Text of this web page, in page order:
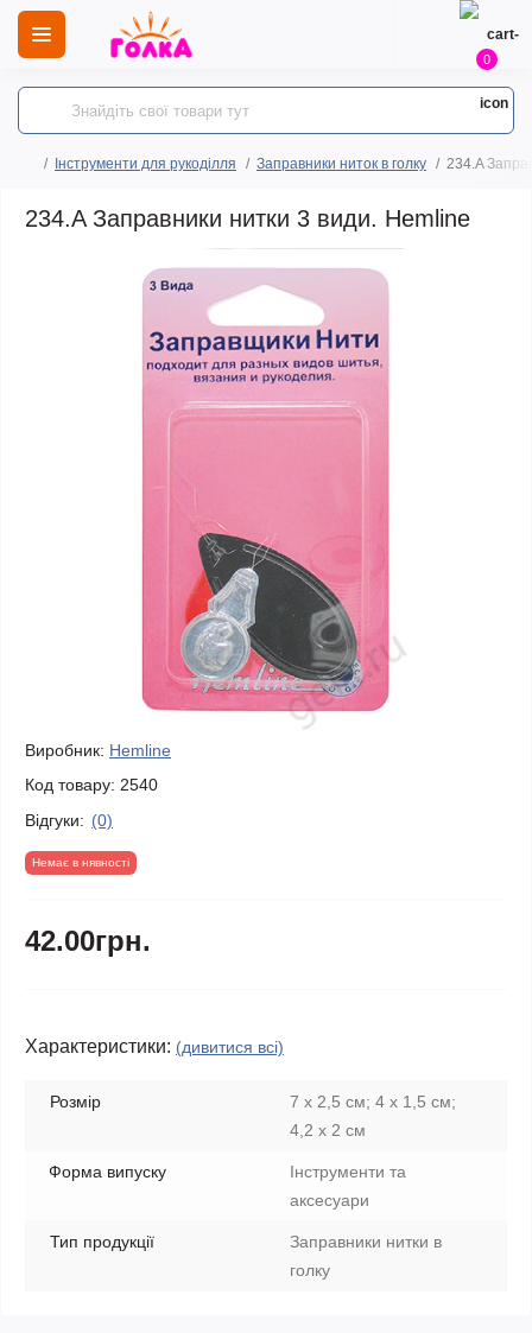
0
Інструменти для рукоділля Заправники ниток в голку 234.A
234.A Заправники нитки 3 види. Hemline
Виробник: Hemline
Код товару: 2540
Відгуки: (0)
Немає в нявності
42.00грн.
Характеристики: (дивитися всі)
Розмір
7 х 2,5 см; 4 х 1,5 см;
4,2 х 2 см
Форма випуску
Інструменти та
аксесуари
Тип продукції
Заправники нитки в
голку